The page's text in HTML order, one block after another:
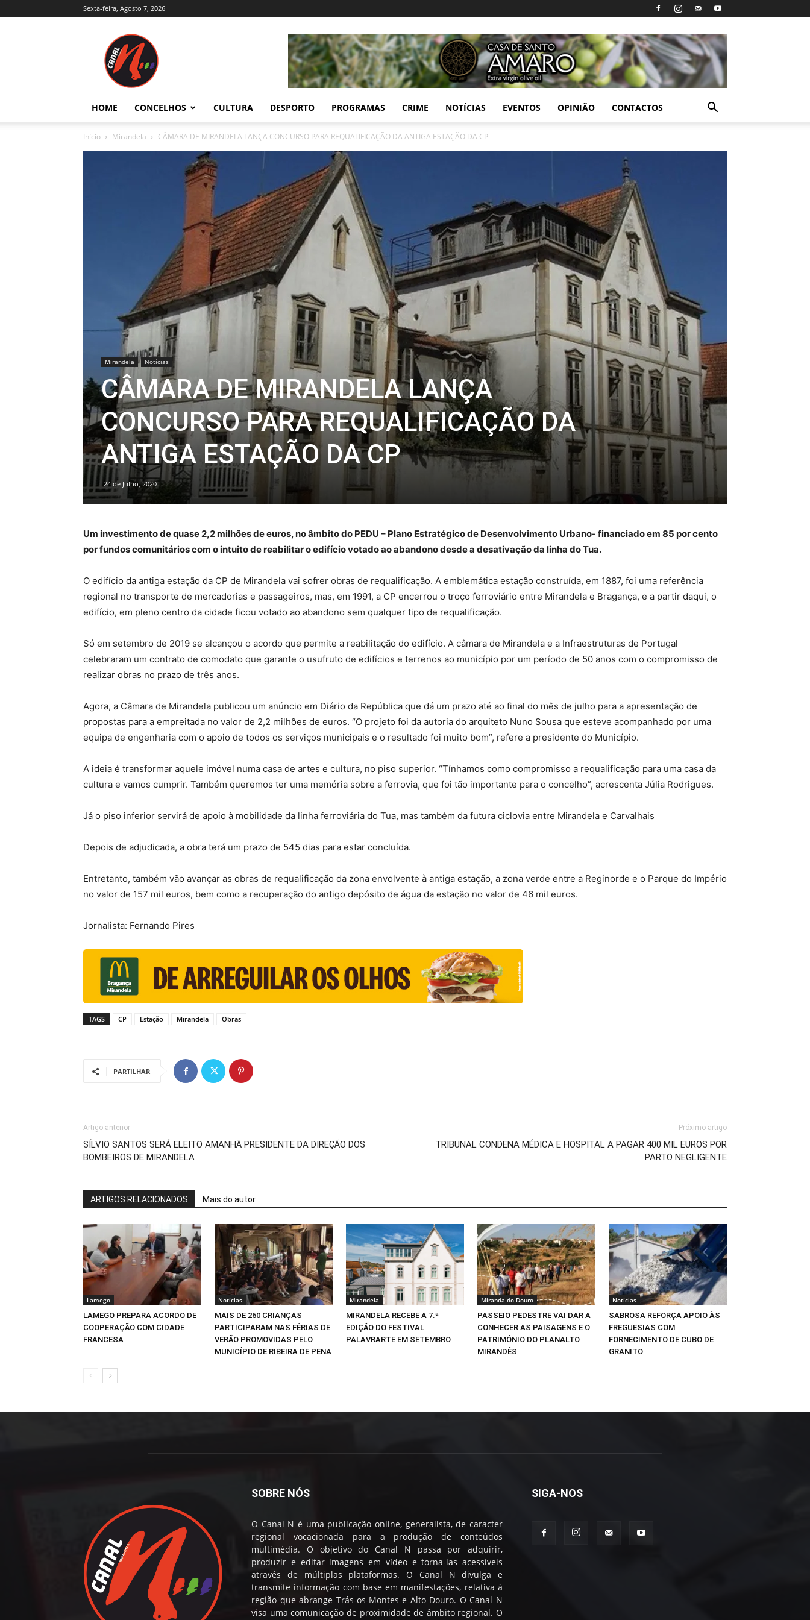
Sexta-feira, Agosto 7, 2026
Trás-
e
Alto
Douro
HOME CONCELHOS CULTURA DESPORTO PROGRAMAS CRIME NOTÍCIAS EVENTOS OPINIÃO CONTACTOS
Início Mirandela CÂMARA DE MIRANDELA LANÇA CONCURSO PARA REQUALIFICAÇÃO DA ANTIGA ESTAÇÃO DA CP
Mirandela Notícias
CÂMARA DE MIRANDELA LANÇA
CONCURSO PARA REQUALIFICAÇÃO DA
ANTIGA ESTAÇÃO DA CP
24 de Julho, 2020
Um investimento de quase 2,2 milhões de euros, no âmbito do PEDU – Plano Estratégico de Desenvolvimento Urbano- financiado em 85 por cento
por fundos comunitários com o intuito de reabilitar o edifício votado ao abandono desde a desativação da linha do Tua.
O edifício da antiga estação da CP de Mirandela vai sofrer obras de requalificação. A emblemática estação construída, em 1887, foi uma referência
regional no transporte de mercadorias e passageiros, mas, em 1991, a CP encerrou o troço ferroviário entre Mirandela e Bragança, e a partir daqui, o
edifício, em pleno centro da cidade ficou votado ao abandono sem qualquer tipo de requalificação.
Só em setembro de 2019 se alcançou o acordo que permite a reabilitação do edifício. A câmara de Mirandela e a Infraestruturas de Portugal
celebraram um contrato de comodato que garante o usufruto de edifícios e terrenos ao município por um período de 50 anos com o compromisso de
realizar obras no prazo de três anos.
Agora, a Câmara de Mirandela publicou um anúncio em Diário da República que dá um prazo até ao final do mês de julho para a apresentação de
propostas para a empreitada no valor de 2,2 milhões de euros. “O projeto foi da autoria do arquiteto Nuno Sousa que esteve acompanhado por uma
equipa de engenharia com o apoio de todos os serviços municipais e o resultado foi muito bom”, refere a presidente do Município.
A ideia é transformar aquele imóvel numa casa de artes e cultura, no piso superior. “Tínhamos como compromisso a requalificação para uma casa da
cultura e vamos cumprir. Também queremos ter uma memória sobre a ferrovia, que foi tão importante para o concelho”, acrescenta Júlia Rodrigues.
Já o piso inferior servirá de apoio à mobilidade da linha ferroviária do Tua, mas também da futura ciclovia entre Mirandela e Carvalhais
Depois de adjudicada, a obra terá um prazo de 545 dias para estar concluída.
Entretanto, também vão avançar as obras de requalificação da zona envolvente à antiga estação, a zona verde entre a Reginorde e o Parque do Império
no valor de 157 mil euros, bem como a recuperação do antigo depósito de água da estação no valor de 46 mil euros.
Jornalista: Fernando Pires
TAGS CP Estação Mirandela Obras
PARTILHAR
Artigo anterior
SÍLVIO SANTOS SERÁ ELEITO AMANHÃ PRESIDENTE DA DIREÇÃO DOS
BOMBEIROS DE MIRANDELA
Próximo artigo
TRIBUNAL CONDENA MÉDICA E HOSPITAL A PAGAR 400 MIL EUROS POR
PARTO NEGLIGENTE
ARTIGOS RELACIONADOS Mais do autor
Lamego
LAMEGO PREPARA ACORDO DE
COOPERAÇÃO COM CIDADE
FRANCESA
Notícias
MAIS DE 260 CRIANÇAS
PARTICIPARAM NAS FÉRIAS DE
VERÃO PROMOVIDAS PELO
MUNICÍPIO DE RIBEIRA DE PENA
Mirandela
MIRANDELA RECEBE A 7.ª
EDIÇÃO DO FESTIVAL
PALAVRARTE EM SETEMBRO
Miranda do Douro
PASSEIO PEDESTRE VAI DAR A
CONHECER AS PAISAGENS E O
PATRIMÓNIO DO PLANALTO
MIRANDÊS
Notícias
SABROSA REFORÇA APOIO ÀS
FREGUESIAS COM
FORNECIMENTO DE CUBO DE
GRANITO
SOBRE NÓS
O Canal N é uma publicação online, generalista, de caracter
regional vocacionada para a produção de conteúdos
multimédia. O objetivo do Canal N passa por adquirir,
produzir e editar imagens em vídeo e torna-las acessíveis
através de múltiplas plataformas. O Canal N divulga e
transmite informação com base em manifestações, relativa à
região que abrange Trás-os-Montes e Alto Douro. O Canal N
visa uma comunicação de proximidade de âmbito regional. O
SIGA-NOS